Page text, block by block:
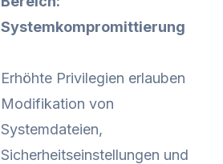
Systemkompromittierung
Erhöhte Privilegien erlauben
Modifikation von
Systemdateien,
Sicherheitseinstellungen und